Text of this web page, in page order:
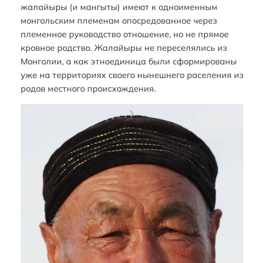
жалайыры (и мангыты) имеют к одноименным
монгольским племенам опосредованное через
племенное руководство отношение, но не прямое
кровное родство. Жалайыры не переселялись из
Монголии, а как этноединица были сформированы
уже на территориях своего нынешнего раселения из
родов местного происхождения.